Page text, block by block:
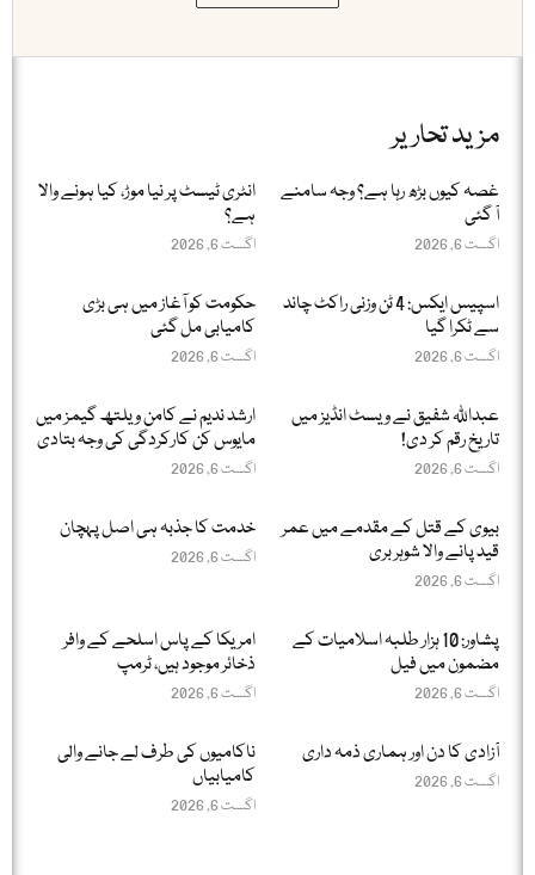
مزید تحاریر
غصہ کیوں بڑھ رہا ہے؟ وجہ سامنے
آ گئی
اگست 6, 2026
انٹری ٹیسٹ پر نیا موڑ، کیا ہونے والا
ہے؟
اگست 6, 2026
اسپیس ایکس: 4 ٹن وزنی راکٹ چاند
سے ٹکرا گیا
اگست 6, 2026
حکومت کو آغاز میں ہی بڑی
کامیابی مل گئی
اگست 6, 2026
عبداللّٰہ شفیق نے ویسٹ انڈیز میں
تاریخ رقم کر دی!
اگست 6, 2026
ارشد ندیم نے کامن ویلتھ گیمز میں
مایوس کن کارکردگی کی وجہ بتادی
اگست 6, 2026
بیوی کے قتل کے مقدمے میں عمر
قید پانے والا شوہر بری
اگست 6, 2026
خدمت کا جذبہ ہی اصل پہچان
اگست 6, 2026
پشاور: 10 ہزار طلبہ اسلامیات کے
مضمون میں فیل
اگست 6, 2026
امریکا کے پاس اسلحے کے وافر
ذخائر موجود ہیں، ٹرمپ
اگست 6, 2026
آزادی کا دن اور ہماری ذمہ داری
اگست 6, 2026
ناکامیوں کی طرف لے جانے والی
کامیابیاں
اگست 6, 2026